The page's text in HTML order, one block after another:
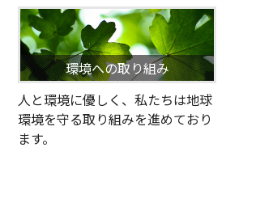
環境への取り組み
人と環境に優しく、私たちは地球
環境を守る取り組みを進めており
ます。